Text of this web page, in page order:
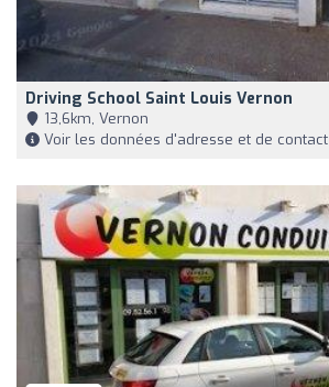
Driving School Saint Louis Vernon
13,6km, Vernon
Voir les données d'adresse et de contact